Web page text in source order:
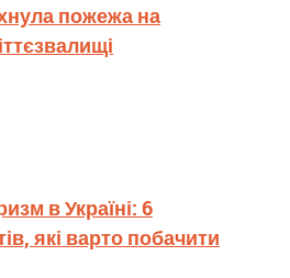
пожежа на
в Україні: 6
які варто побачити